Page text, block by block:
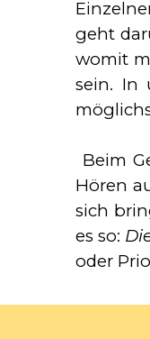
geht
womit
sein. In
Beim
Hören
sich
es so:
oder